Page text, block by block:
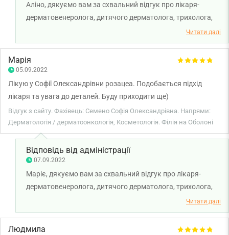
Аліно, дякуємо вам за схвальний відгук про лікаря-
дерматовенеролога, дитячого дерматолога, трихолога,
косметолога Семено Софію Олександрівну. Бажаємо вам
міцного здоров'я!
Читати далі
Марія
05.09.2022
Лікую у Софії Олександрівни розацеа. Подобається підхід
лікаря та увага до деталей. Буду приходити ще)
Відгук з сайту. Фахівець: Семено Софія Олександрівна. Напрями:
Дерматологія / дерматоонкологія, Косметологія. Філія на Оболоні
Відповідь від адміністрації
07.09.2022
Маріє, дякуємо вам за схвальний відгук про лікаря-
дерматовенеролога, дитячого дерматолога, трихолога,
косметолога Семено Софію Олександрівну. Бажаємо вам
міцного здоров'я та всього найкращого!
Читати далі
Людмила